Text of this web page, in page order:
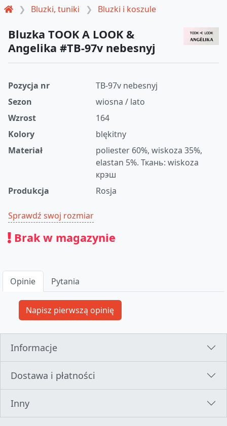
Bluzki, tuniki Bluzki i koszule
Bluzka TOOK A LOOK &
Angelika #TB-97v nebesnyj
Pozycja nr
TB-97v nebesnyj
Sezon
wiosna / lato
Wzrost
164
Kolory
blękitny
Materiał
poliester 60%, wiskoza 35%,
elastan 5%. Ткань: wiskoza
крэш
Produkcja
Rosja
Sprawdź swoj rozmiar
Brak w magazynie
Opinie Pytania
Informacje
Dostawa i płatności
Inny